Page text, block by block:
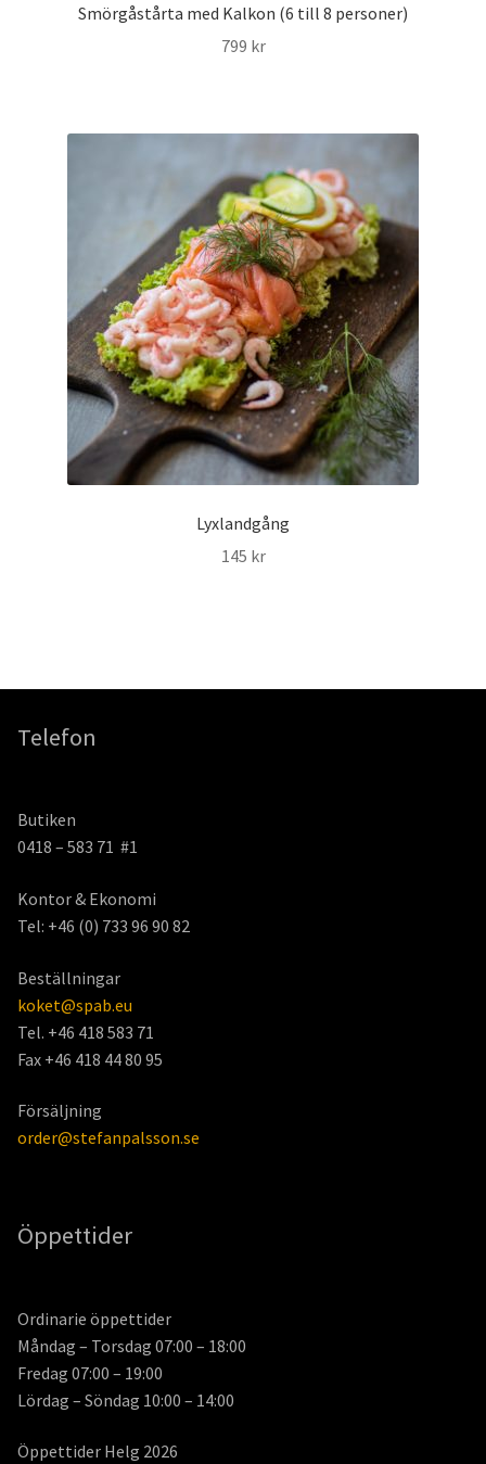
Smörgåstårta med Kalkon (6 till 8 personer)
799 kr
Lyxlandgång
145 kr
Telefon
Butiken
0418 – 583 71 #1
Kontor & Ekonomi
Tel: +46 (0) 733 96 90 82
Beställningar
koket@spab.eu
Tel. +46 418 583 71
Fax +46 418 44 80 95
Försäljning
order@stefanpalsson.se
Öppettider
Ordinarie öppettider
Måndag – Torsdag 07:00 – 18:00
Fredag 07:00 – 19:00
Lördag – Söndag 10:00 – 14:00
Öppettider Helg 2026